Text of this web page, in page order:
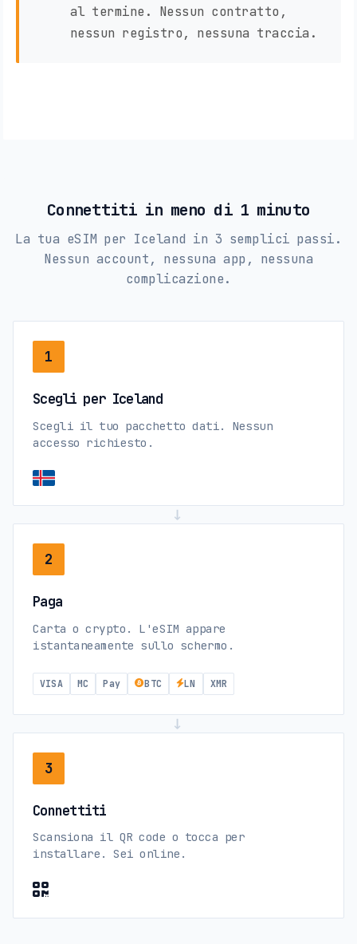
al termine. Nessun contratto,
nessun registro, nessuna traccia.
Connettiti in meno di 1 minuto
La tua eSIM per Iceland in 3 semplici passi.
Nessun account, nessuna app, nessuna
complicazione.
1
Scegli per Iceland
Scegli il tuo pacchetto dati. Nessun
accesso richiesto.
→
2
Paga
Carta o crypto. L'eSIM appare
istantaneamente sullo schermo.
VISA MC Pay BTC LN XMR
3
Connettiti
Scansiona il QR code o tocca per
installare. Sei online.